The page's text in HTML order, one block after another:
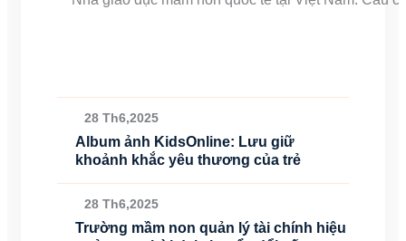
28 Th6,2025
Album ảnh KidsOnline: Lưu giữ
khoảnh khắc yêu thương của trẻ
28 Th6,2025
Trường mầm non quản lý tài chính hiệu